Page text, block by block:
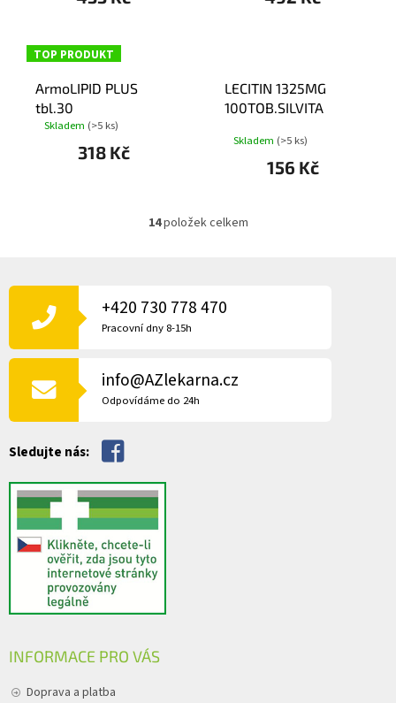
TOP PRODUKT
ArmoLIPID PLUS
tbl.30
Průměrné
hodnocení
produktu
Skladem (>5 ks)
318 Kč
LECITIN 1325MG
100TOB.SILVITA
Skladem (>5 ks)
156 Kč
O
a
r
v
k
14položek celkem
Á
T
+420 730 778 470
Pracovní dny 8-15h
info@AZlekarna.cz
Odpovídáme do 24h
Sledujte nás:
INFORMACE PRO VÁS
Doprava a platba